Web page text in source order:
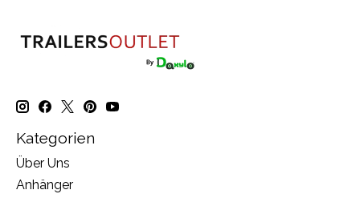
Kategorien
Über Uns
Anhänger